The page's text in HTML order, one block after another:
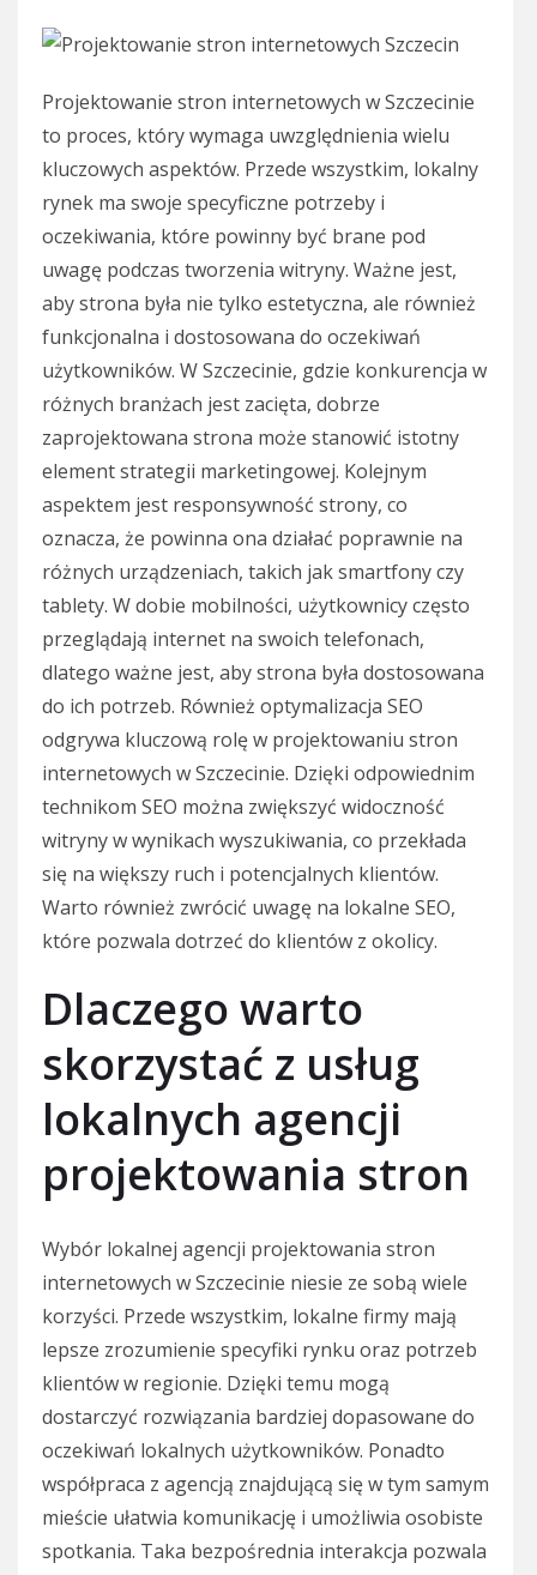
Projektowanie stron internetowych w Szczecinie
to proces, który wymaga uwzględnienia wielu
kluczowych aspektów. Przede wszystkim, lokalny
rynek ma swoje specyficzne potrzeby i
oczekiwania, które powinny być brane pod
uwagę podczas tworzenia witryny. Ważne jest,
aby strona była nie tylko estetyczna, ale również
funkcjonalna i dostosowana do oczekiwań
użytkowników. W Szczecinie, gdzie konkurencja w
różnych branżach jest zacięta, dobrze
zaprojektowana strona może stanowić istotny
element strategii marketingowej. Kolejnym
aspektem jest responsywność strony, co
oznacza, że powinna ona działać poprawnie na
różnych urządzeniach, takich jak smartfony czy
tablety. W dobie mobilności, użytkownicy często
przeglądają internet na swoich telefonach,
dlatego ważne jest, aby strona była dostosowana
do ich potrzeb. Również optymalizacja SEO
odgrywa kluczową rolę w projektowaniu stron
internetowych w Szczecinie. Dzięki odpowiednim
technikom SEO można zwiększyć widoczność
witryny w wynikach wyszukiwania, co przekłada
się na większy ruch i potencjalnych klientów.
Warto również zwrócić uwagę na lokalne SEO,
które pozwala dotrzeć do klientów z okolicy.
Dlaczego warto
skorzystać z usług
lokalnych agencji
projektowania stron
Wybór lokalnej agencji projektowania stron
internetowych w Szczecinie niesie ze sobą wiele
korzyści. Przede wszystkim, lokalne firmy mają
lepsze zrozumienie specyfiki rynku oraz potrzeb
klientów w regionie. Dzięki temu mogą
dostarczyć rozwiązania bardziej dopasowane do
oczekiwań lokalnych użytkowników. Ponadto
współpraca z agencją znajdującą się w tym samym
mieście ułatwia komunikację i umożliwia osobiste
spotkania. Taka bezpośrednia interakcja pozwala